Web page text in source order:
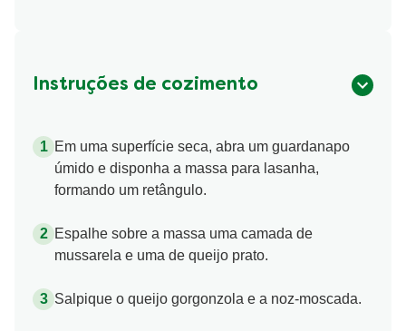
Instruções de cozimento
Em uma superfície seca, abra um guardanapo
úmido e disponha a massa para lasanha,
formando um retângulo.
Espalhe sobre a massa uma camada de
mussarela e uma de queijo prato.
Salpique o queijo gorgonzola e a noz-moscada.